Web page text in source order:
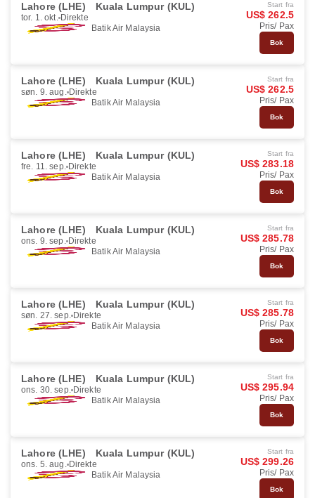
Lahore (LHE) Kuala Lumpur (KUL)
tor. 1. okt. Direkte
Batik Air Malaysia
Start fra
US$ 262.5
Pris/ Pax
Bok
Lahore (LHE) Kuala Lumpur (KUL)
søn. 9. aug. Direkte
Batik Air Malaysia
Start fra
US$ 262.5
Pris/ Pax
Bok
Lahore (LHE) Kuala Lumpur (KUL)
fre. 11. sep. Direkte
Batik Air Malaysia
Start fra
US$ 283.18
Pris/ Pax
Bok
Lahore (LHE) Kuala Lumpur (KUL)
ons. 9. sep. Direkte
Batik Air Malaysia
Start fra
US$ 285.78
Pris/ Pax
Bok
Lahore (LHE) Kuala Lumpur (KUL)
søn. 27. sep. Direkte
Batik Air Malaysia
Start fra
US$ 285.78
Pris/ Pax
Bok
Lahore (LHE) Kuala Lumpur (KUL)
ons. 30. sep. Direkte
Batik Air Malaysia
Start fra
US$ 295.94
Pris/ Pax
Bok
Lahore (LHE) Kuala Lumpur (KUL)
ons. 5. aug. Direkte
Batik Air Malaysia
Start fra
US$ 299.26
Pris/ Pax
Bok